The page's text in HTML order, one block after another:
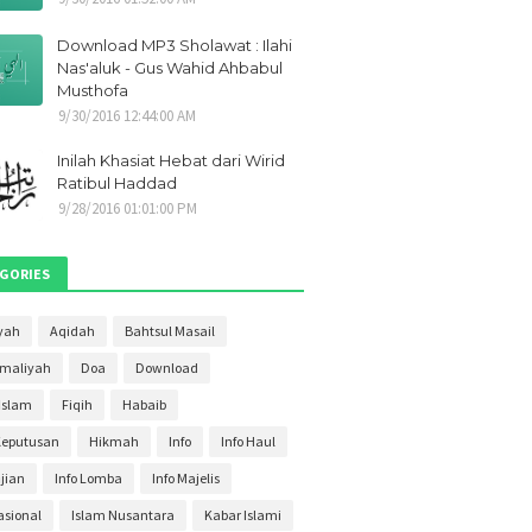
2020
2020
2020 3
2020
Download MP3 Sholawat : Ilahi
Nas'aluk - Gus Wahid Ahbabul
Musthofa
9/30/2016 12:44:00 AM
Inilah Khasiat Hebat dari Wirid
Ratibul Haddad
9/28/2016 01:01:00 PM
Aqidah Bahtsul Masail
Doa Download
Fiqih Habaib
Hikmah Info Info Haul
Info Lomba Info Majelis
Islam Nusantara Kabar Islami